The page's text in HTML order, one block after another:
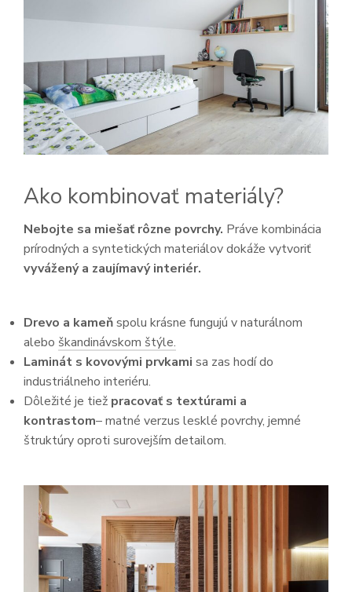
Ako kombinovať materiály?
Nebojte sa miešať rôzne povrchy. Práve kombinácia
prírodných a syntetických materiálov dokáže vytvoriť
vyvážený a zaujímavý interiér.
Drevo a kameňspolu krásne fungujú v naturálnom
alebo škandinávskom štýle.
Laminát s kovovými prvkami sa zas hodí do
industriálneho interiéru.
Dôležité je tiež pracovať s textúrami a
kontrastom– matné verzus lesklé povrchy, jemné
štruktúry oproti surovejším detailom.